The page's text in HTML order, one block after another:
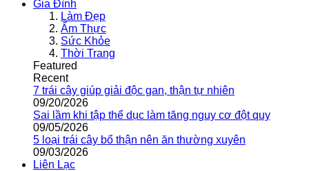
Gia Đình
Làm Đẹp
Ẩm Thực
Sức Khỏe
Thời Trang
Featured
Recent
7 trái cây giúp giải độc gan, thận tự nhiên
09/20/2026
Sai lầm khi tập thể dục làm tăng nguy cơ đột quỵ
09/05/2026
5 loại trái cây bổ thận nên ăn thường xuyên
09/03/2026
Liên Lạc